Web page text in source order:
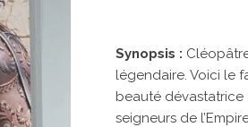
Synopsis :
légendaire. Voici le
beauté
seigneurs de